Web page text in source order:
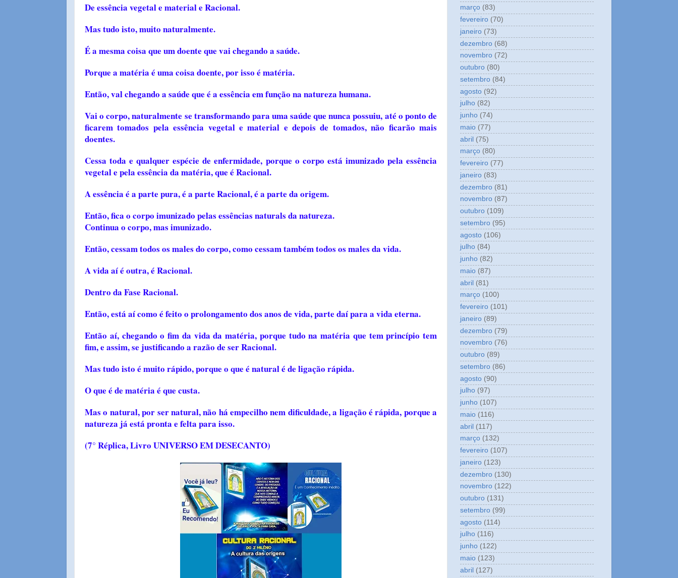
De essência vegetal e material e Racional.
Mas tudo isto, muito naturalmente.
É a mesma coisa que um doente que vai chegando a saúde.
Porque a matéria é uma coisa doente, por isso é matéria.
Então, val chegando a saúde que é a essência em função na natureza humana.
Vai o corpo, naturalmente se transformando para uma saúde que nunca possuiu, até o ponto de
ficarem tomados pela essência vegetal e material e depois de tomados, não ficarão mais
doentes.
Cessa toda e qualquer espécie de enfermidade, porque o corpo está imunizado pela essência
vegetal e pela essência da matéria, que é Racional.
A essência é a parte pura, é a parte Racional, é a parte da origem.
Então, fica o corpo imunizado pelas essências naturals da natureza.
Continua o corpo, mas imunizado.
Então, cessam todos os males do corpo, como cessam também todos os males da vida.
A vida aí é outra, é Racional.
Dentro da Fase Racional.
Então, está aí como é feito o prolongamento dos anos de vida, parte daí para a vida eterna.
Então aí, chegando o fim da vida da matéria, porque tudo na matéria que tem princípio tem
fim, e assim, se justificando a razão de ser Racional.
Mas tudo isto é muito rápido, porque o que é natural é de ligação rápida.
O que é de matéria é que custa.
Mas o natural, por ser natural, não há empecilho nem dificuldade, a ligação é rápida, porque a
natureza já está pronta e felta para isso.
(7° Réplica, Livro UNIVERSO EM DESECANTO)
março (83)
fevereiro (70)
janeiro (73)
dezembro (68)
novembro (72)
outubro (80)
setembro (84)
agosto (92)
julho (82)
junho (74)
maio (77)
abril (75)
março (80)
fevereiro (77)
janeiro (83)
dezembro (81)
novembro (87)
outubro (109)
setembro (95)
agosto (106)
julho (84)
junho (82)
maio (87)
abril (81)
março (100)
fevereiro (101)
janeiro (89)
dezembro (79)
novembro (76)
outubro (89)
setembro (86)
agosto (90)
julho (97)
junho (107)
maio (116)
abril (117)
março (132)
fevereiro (107)
janeiro (123)
dezembro (130)
novembro (122)
outubro (131)
setembro (99)
agosto (114)
julho (116)
junho (122)
maio (123)
abril (127)